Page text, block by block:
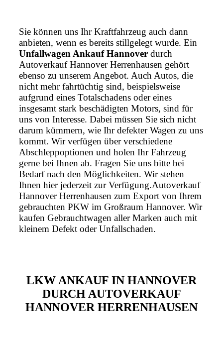
Sie können uns Ihr Kraftfahrzeug auch dann
anbieten, wenn es bereits stillgelegt wurde. Ein
Unfallwagen Ankauf Hannover durch
Autoverkauf Hannover Herrenhausen gehört
ebenso zu unserem Angebot. Auch Autos, die
nicht mehr fahrtüchtig sind, beispielsweise
aufgrund eines Totalschadens oder eines
insgesamt stark beschädigten Motors, sind für
uns von Interesse. Dabei müssen Sie sich nicht
darum kümmern, wie Ihr defekter Wagen zu uns
kommt. Wir verfügen über verschiedene
Abschleppoptionen und holen Ihr Fahrzeug
gerne bei Ihnen ab. Fragen Sie uns bitte bei
Bedarf nach den Möglichkeiten. Wir stehen
Ihnen hier jederzeit zur Verfügung.Autoverkauf
Hannover Herrenhausen zum Export von Ihrem
gebrauchten PKW im Großraum Hannover. Wir
kaufen Gebrauchtwagen aller Marken auch mit
kleinem Defekt oder Unfallschaden.
LKW ANKAUF IN HANNOVER
DURCH AUTOVERKAUF
HANNOVER HERRENHAUSEN